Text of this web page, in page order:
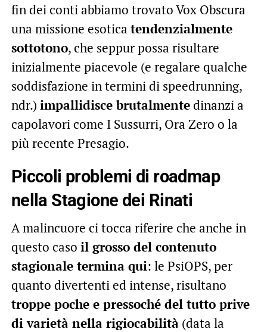
fin dei conti abbiamo trovato Vox Obscura
una missione esotica tendenzialmente
sottotono, che seppur possa risultare
inizialmente piacevole (e regalare qualche
soddisfazione in termini di speedrunning,
ndr.) impallidisce brutalmentedinanzi a
capolavori come I Sussurri, Ora Zero o la
più recente Presagio.
Piccoli problemi di roadmap
nella Stagione dei Rinati
A malincuore ci tocca riferire che anche in
questo caso il grosso del contenuto
stagionale termina qui: le PsiOPS, per
quanto divertenti ed intense, risultano
troppe poche e pressoché del tutto prive
di varietà nella rigiocabilità(data la